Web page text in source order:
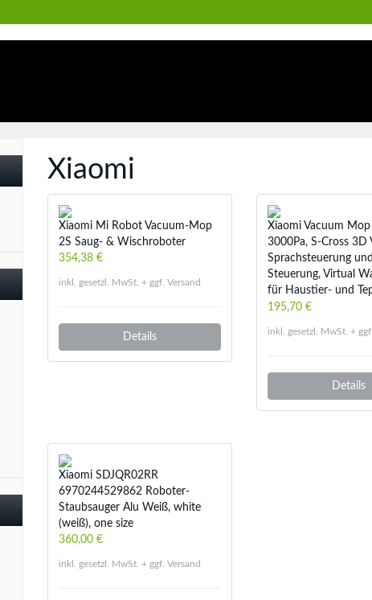
Xiaomi
Xiaomi Mi Robot Vacuum-Mop
2S Saug- & Wischroboter
354,38 €
inkl. gesetzl. MwSt. + ggf. Versand
Details
Xiaomi Vacuum
3000Pa, S-Cross 3D
Sprachsteuerung
Steuerung, Virtual
für Haustier- und
195,70 €
inkl. gesetzl. MwSt. +
Details
Xiaomi SDJQR02RR
6970244529862 Roboter-
Staubsauger Alu Weiß, white
(weiß), one size
360,00 €
inkl. gesetzl. MwSt. + ggf. Versand